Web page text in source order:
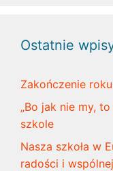
Ostatnie
Zakończenie
„Bo jak nie my,
szkole
Nasza szkoła w
radości i